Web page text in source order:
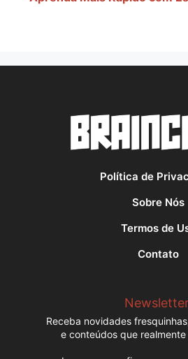
Política de
Sobre Nós
Termos de
Contato
Receba novidades
e conteúdos que